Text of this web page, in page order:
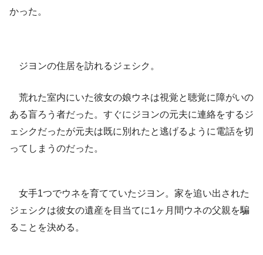
かった。
ジヨンの住居を訪れるジェシク。
荒れた室内にいた彼女の娘ウネは視覚と聴覚に障がいの
ある盲ろう者だった。すぐにジヨンの元夫に連絡をするジ
ェシクだったが元夫は既に別れたと逃げるように電話を切
ってしまうのだった。
女手1つでウネを育てていたジヨン。家を追い出された
ジェシクは彼女の遺産を目当てに1ヶ月間ウネの父親を騙
ることを決める。